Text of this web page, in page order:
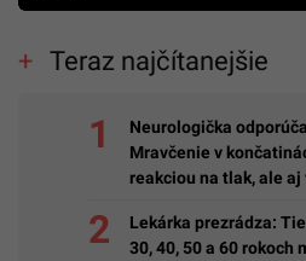
Teraz najčítanejšie
Neurologička
Mravčenie v
reakciou na tlak, ale
Lekárka prezrádza:
30, 40, 50 a 60 rokoch